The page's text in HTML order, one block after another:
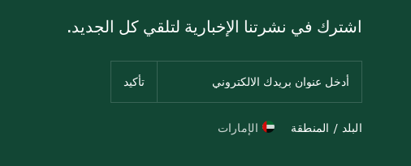
اشترك في نشرتنا الإخبارية لتلقي كل الجديد.
البلد / المنطقة الإمارات